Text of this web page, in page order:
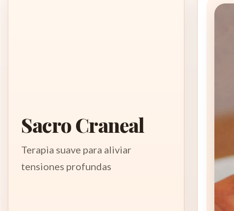
Sacro Craneal
Terapia suave para aliviar
tensiones profundas